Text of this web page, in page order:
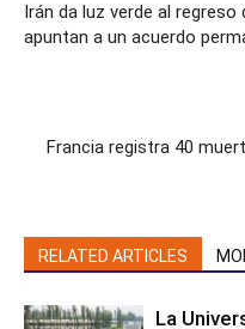
Irán da luz verde al regreso
apuntan a un acuerdo
Francia registra 40
RELATED ARTICLES
La